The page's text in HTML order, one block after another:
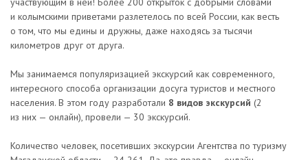
и колымскими приветами разлетелось по всей России, как весть
о том, что мы едины и дружны, даже находясь за тысячи
километров друг от друга.
Мы занимаемся популяризацией экскурсий как современного,
интересного способа организации досуга туристов и местного
населения. В этом году разработали 8 видов экскурсий (2
из них — онлайн), провели — 30 экскурсий.
Количество человек, посетивших экскурсии Агентства по туризму